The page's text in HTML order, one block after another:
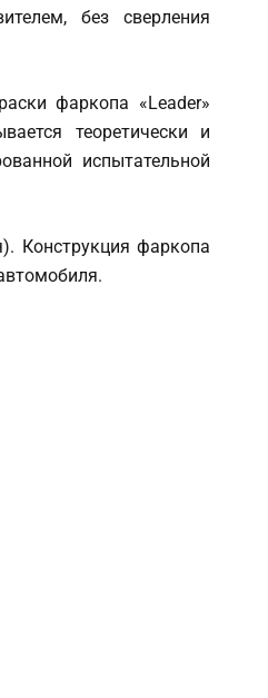
без сверления
фаркопа «Leader»
теоретически и
испытательной
Конструкция фаркопа